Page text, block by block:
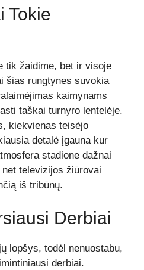
Tokie
tik žaidime, bet ir visoje
šias rungtynes suvokia
kaimynams
taškai turnyro lentelėje.
kiekvienas teisėjo
detalė įgauna kur
stadione dažnai
televizijos žiūrovai
iš tribūnų.
Derbiai
lopšys, todėl nenuostabu,
derbiai.